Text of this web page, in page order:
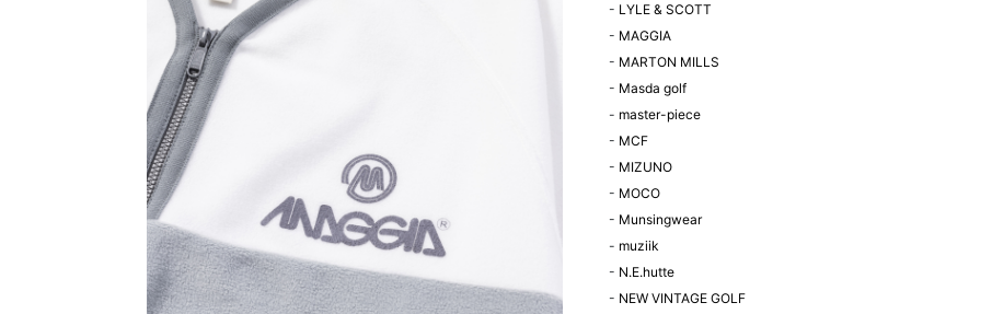
- LYLE & SCOTT
- MAGGIA
- MARTON MILLS
- Masda golf
- master-piece
- MCF
- MIZUNO
- MOCO
- Munsingwear
- muziik
- N.E.hutte
- NEW VINTAGE GOLF